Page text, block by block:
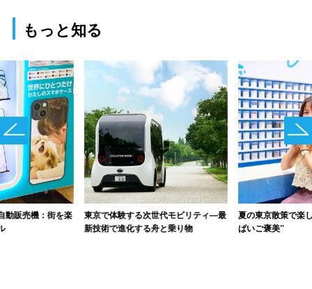
もっと知る
動販売機：街を楽
東京で体験する次世代モビリティ―最
新技術で進化する舟と乗り物
夏の東京散策で楽
ぱいご褒美”